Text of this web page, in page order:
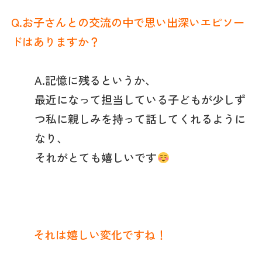
Q.お子さんとの交流の中で思い出深いエピソー
ドはありますか？
A.記憶に残るというか、
最近になって担当している子どもが少しず
つ私に親しみを持って話してくれるように
なり、
それがとても嬉しいです
それは嬉しい変化ですね！